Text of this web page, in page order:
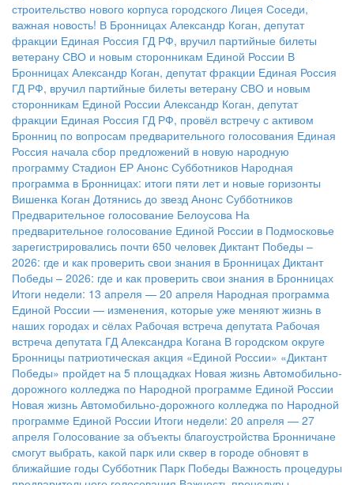
строительство нового корпуса городского Лицея Соседи,
важная новость! В Бронницах Александр Коган, депутат
фракции Единая Россия ГД РФ, вручил партийные билеты
ветерану СВО и новым сторонникам Единой России В
Бронницах Александр Коган, депутат фракции Единая Россия
ГД РФ, вручил партийные билеты ветерану СВО и новым
сторонникам Единой России Александр Коган, депутат
фракции Единая Россия ГД РФ, провёл встречу с активом
Бронниц по вопросам предварительного голосования Единая
Россия начала сбор предложений в новую народную
программу Стадион ЕР Анонс Субботников Народная
программа в Бронницах: итоги пяти лет и новые горизонты
Вишенка Коган Дотянись до звезд Анонс Субботников
Предварительное голосование Белоусова На
предварительное голосование Единой России в Подмосковье
зарегистрировались почти 650 человек Диктант Победы –
2026: где и как проверить свои знания в Бронницах Диктант
Победы – 2026: где и как проверить свои знания в Бронницах
Итоги недели: 13 апреля — 20 апреля Народная программа
Единой России — изменения, которые уже меняют жизнь в
наших городах и сёлах Рабочая встреча депутата Рабочая
встреча депутата ГД Александра Когана В городском округе
Бронницы патриотическая акция «Единой России» «Диктант
Победы» пройдет на 5 площадках Новая жизнь Автомобильно-
дорожного колледжа по Народной программе Единой России
Новая жизнь Автомобильно-дорожного колледжа по Народной
программе Единой России Итоги недели: 20 апреля — 27
апреля Голосование за объекты благоустройства Бронничане
смогут выбрать, какой парк или сквер в городе обновят в
ближайшие годы Субботник Парк Победы Важность процедуры